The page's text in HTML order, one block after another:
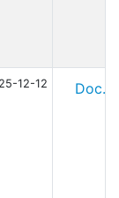
12-12 Doc.